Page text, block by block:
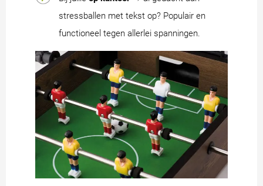
stressballen met tekst op? Populair en
functioneel tegen allerlei spanningen.